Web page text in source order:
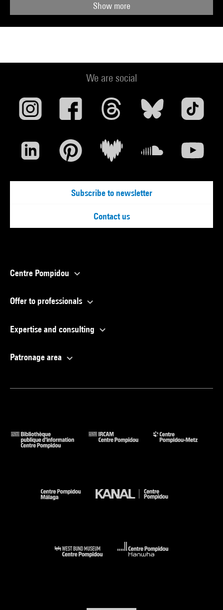
Show more
We are social
Subscribe to newsletter
Contact us
Centre Pompidou
Offer to professionals
Expertise and consulting
Patronage area